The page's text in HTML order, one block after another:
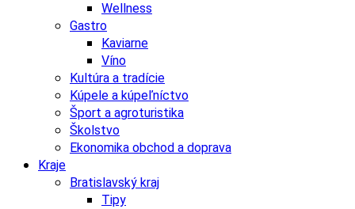
Wellness
Gastro
Kaviarne
Víno
Kultúra a tradície
Kúpele a kúpeľníctvo
Šport a agroturistika
Školstvo
Ekonomika obchod a doprava
Kraje
Bratislavský kraj
Tipy